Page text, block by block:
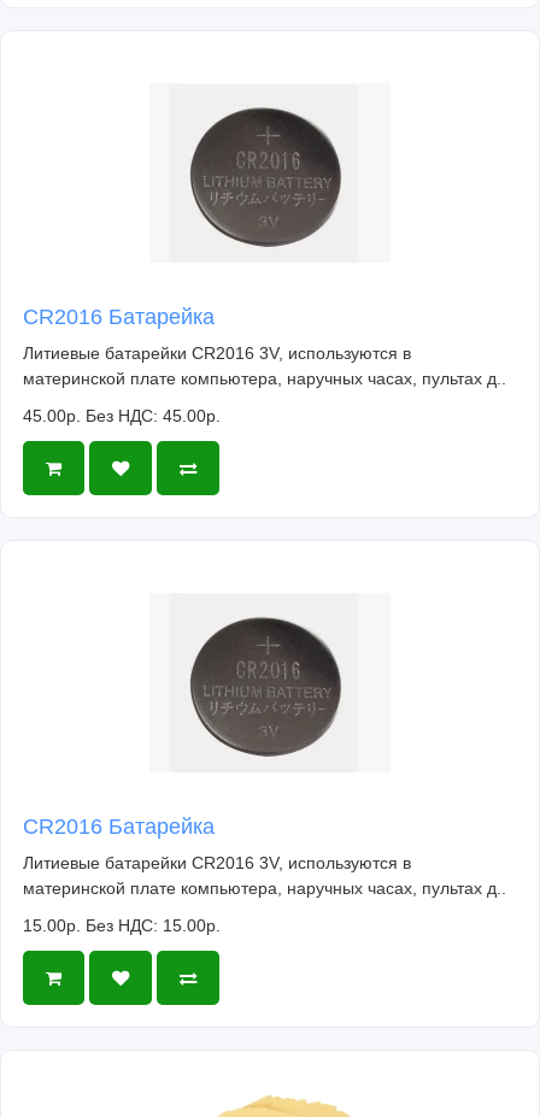
CR2016 Батарейка
Литиевые батарейки CR2016 3V, используются в
материнской плате компьютера, наручных часах, пультах д..
45.00р. Без НДС: 45.00р.
CR2016 Батарейка
Литиевые батарейки CR2016 3V, используются в
материнской плате компьютера, наручных часах, пультах д..
15.00р. Без НДС: 15.00р.